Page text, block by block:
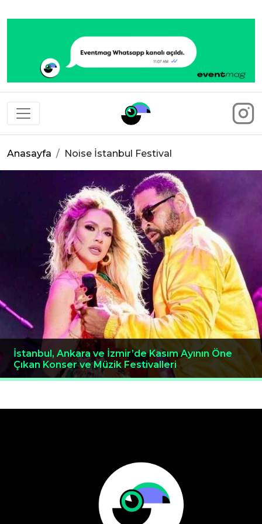
Eventmag
Anasayfa Noise İstanbul Festival
İstanbul, Ankara ve İzmir’de Kasım Ayının Öne
Çıkan Konser ve Müzik Festivalleri